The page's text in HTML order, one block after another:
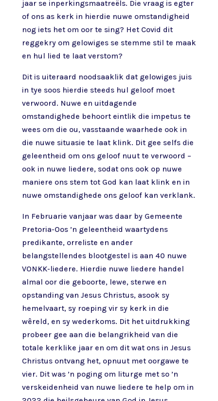
jaar se inperkingsmaatreëls. Die vraag is egter
of ons as kerk in hierdie nuwe omstandigheid
nog iets het om oor te sing? Het Covid dit
reggekry om gelowiges se stemme stil te maak
en hul lied te laat verstom?
Dit is uiteraard noodsaaklik dat gelowiges juis
in tye soos hierdie steeds hul geloof moet
verwoord. Nuwe en uitdagende
omstandighede behoort eintlik die impetus te
wees om die ou, vasstaande waarhede ook in
die nuwe situasie te laat klink. Dit gee selfs die
geleentheid om ons geloof nuut te verwoord –
ook in nuwe liedere, sodat ons ook op nuwe
maniere ons stem tot God kan laat klink en in
nuwe omstandighede ons geloof kan verklank.
In Februarie vanjaar was daar by Gemeente
Pretoria-Oos ’n geleentheid waartydens
predikante, orreliste en ander
belangstellendes blootgestel is aan 40 nuwe
VONKK-liedere. Hierdie nuwe liedere handel
almal oor die geboorte, lewe, sterwe en
opstanding van Jesus Christus, asook sy
hemelvaart, sy roeping vir sy kerk in die
wêreld, en sy wederkoms. Dit het uitdrukking
probeer gee aan die belangrikheid van die
totale kerklike jaar en om dit wat ons in Jesus
Christus ontvang het, opnuut met oorgawe te
vier. Dit was ’n poging om liturge met so ’n
verskeidenheid van nuwe liedere te help om in